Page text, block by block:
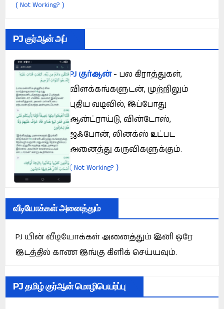
( Not Working? )
PJ குர்ஆன் அப்
PJ குர்ஆன்- பல கிராத்துகள்,
விளக்கங்களுடன், முற்றிலும்
புதிய வடிவில், இப்போது
ஆன்ட்ராய்டு, வின்டோஸ்,
ஜஃபோன், லினக்ஸ் உட்பட
அனைத்து கருவிகளுக்கும்.
(Not Working? )
வீடியோக்கள் அனைத்தும்
PJ யின் வீடியோக்கள் அனைத்தும் இனி ஒரே
இடத்தில் காண இங்கு கிளிக் செய்யவும்.
PJ தமிழ் குர்ஆன் மொழிபெயர்ப்பு